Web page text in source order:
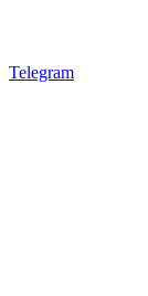
Telegram